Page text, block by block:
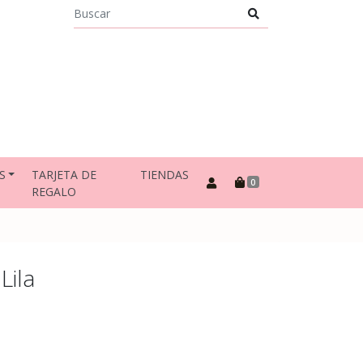
TARJETA DE
REGALO
TIENDAS 0